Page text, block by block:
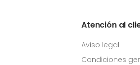
Atención al
Aviso legal
Condiciones